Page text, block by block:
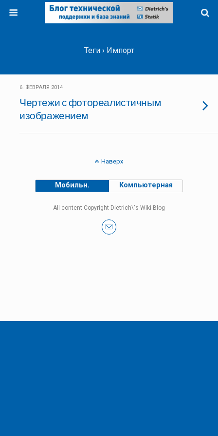
Теги › Импорт
6. ФЕВРАЛЯ 2014
Чертежи с фотореалистичным
изображением
Наверх
Мобильн. Компьютерная
All content Copyright Dietrich\'s Wiki-Blog